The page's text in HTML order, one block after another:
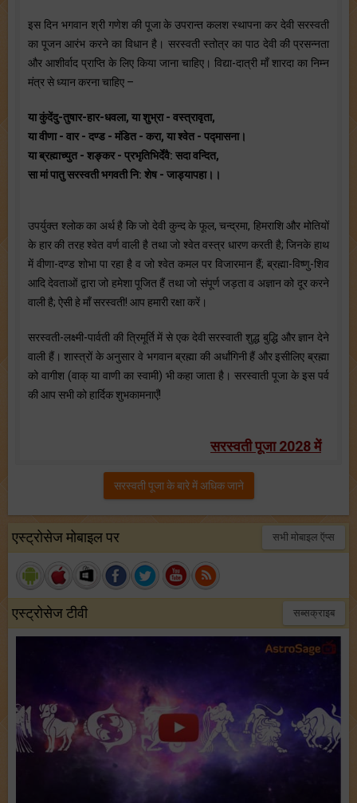
इस दिन भगवान श्री गणेश की पूजा के उपरान्त कलश स्थापना कर देवी सरस्वती
का पूजन आरंभ करने का विधान है। सरस्वती स्तोत्र का पाठ देवी की प्रसन्नता
और आशीर्वाद प्राप्ति के लिए किया जाना चाहिए। विद्या-दात्री माँ शारदा का निम्न
मंत्र से ध्यान करना चाहिए –
या कुंदेंदु-तुषार-हार-धवला, या शुभ्रा - वस्त्रावृता,
या वीणा - वार - दण्ड - मंडित - करा, या श्वेत - पद्मासना।
या ब्रह्माच्युत - शङ्कर - प्रभृतिभिर्देवै: सदा वन्दित,
सा मां पातु सरस्वती भगवती नि: शेष - जाड्यापहा।।
उपर्युक्त श्लोक का अर्थ है कि जो देवी कुन्द के फूल, चन्द्रमा, हिमराशि और मोतियों
के हार की तरह श्वेत वर्ण वाली है तथा जो श्वेत वस्त्र धारण करती है; जिनके हाथ
में वीणा-दण्ड शोभा पा रहा है व जो श्वेत कमल पर विजारमान हैं; ब्रह्मा-विष्णु-शिव
आदि देवताओं द्वारा जो हमेशा पूजित हैं तथा जो संपूर्ण जड़ता व अज्ञान को दूर करने
वाली है; ऐसी हे माँ सरस्वती! आप हमारी रक्षा करें।
सरस्वती-लक्ष्मी-पार्वती की त्रिमूर्ति में से एक देवी सरस्वाती शुद्ध बुद्धि और ज्ञान देने
वाली हैं। शास्त्रों के अनुसार वे भगवान ब्रह्मा की अर्धांगिनी हैं और इसीलिए ब्रह्मा
को वागीश (वाक् या वाणी का स्वामी) भी कहा जाता है। सरस्वाती पूजा के इस पर्व
की आप सभी को हार्दिक शुभकामनाएँ!
सरस्वती पूजा 2028 में
सरस्वती पूजा के बारे में अधिक जाने
एस्ट्रोसेज मोबाइल पर सभी मोबाइल ऍप्स
एस्ट्रोसेज टीवी सब्सक्राइब